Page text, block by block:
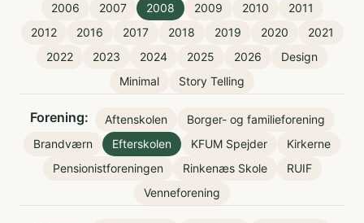
2006
2007 2008 2009 2010
2011
2012
2016 2017 2018 2019 2020
2021
2022
2023 2024 2025 2026
Design
Minimal
Story Telling
Forening: Aftenskolen
Borger- og familieforening
Brandværn
Efterskolen KFUM Spejder
Kirkerne
Pensionistforeningen
Rinkenæs Skole
RUIF
Venneforening